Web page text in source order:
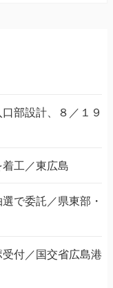
部設計、８／１９
工／東広島
で委託／県東部・
付／国交省広島港